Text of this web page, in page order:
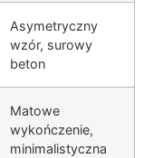
Asymetryczny
wzór, surowy
beton
Matowe
wykończenie,
minimalistyczna